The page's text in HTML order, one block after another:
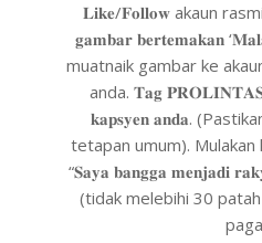
𝐋𝐢𝐤𝐞/𝐅𝐨𝐥𝐥𝐨𝐰 akaun
𝐠𝐚𝐦𝐛𝐚𝐫 𝐛𝐞𝐫𝐭𝐞𝐦𝐚𝐤𝐚𝐧
muatnaik gambar ke
anda. 𝐓𝐚𝐠
𝐤𝐚𝐩𝐬𝐲𝐞𝐧 𝐚𝐧𝐝𝐚.
tetapan umum).
“𝐒𝐚𝐲𝐚 𝐛𝐚𝐧𝐠𝐠𝐚 𝐦𝐞𝐧𝐣𝐚𝐝𝐢
(tidak melebihi 30